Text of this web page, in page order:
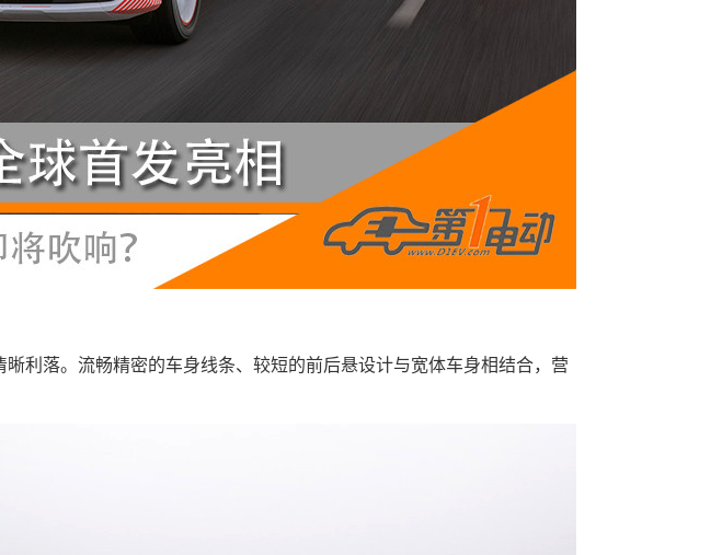
利落。流畅精密的车身线条、较短的前后悬设计与宽体车身相结合，营